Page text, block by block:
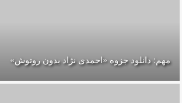
مهم: دانلود جزوه «احمدی نژاد بدون روتوش»